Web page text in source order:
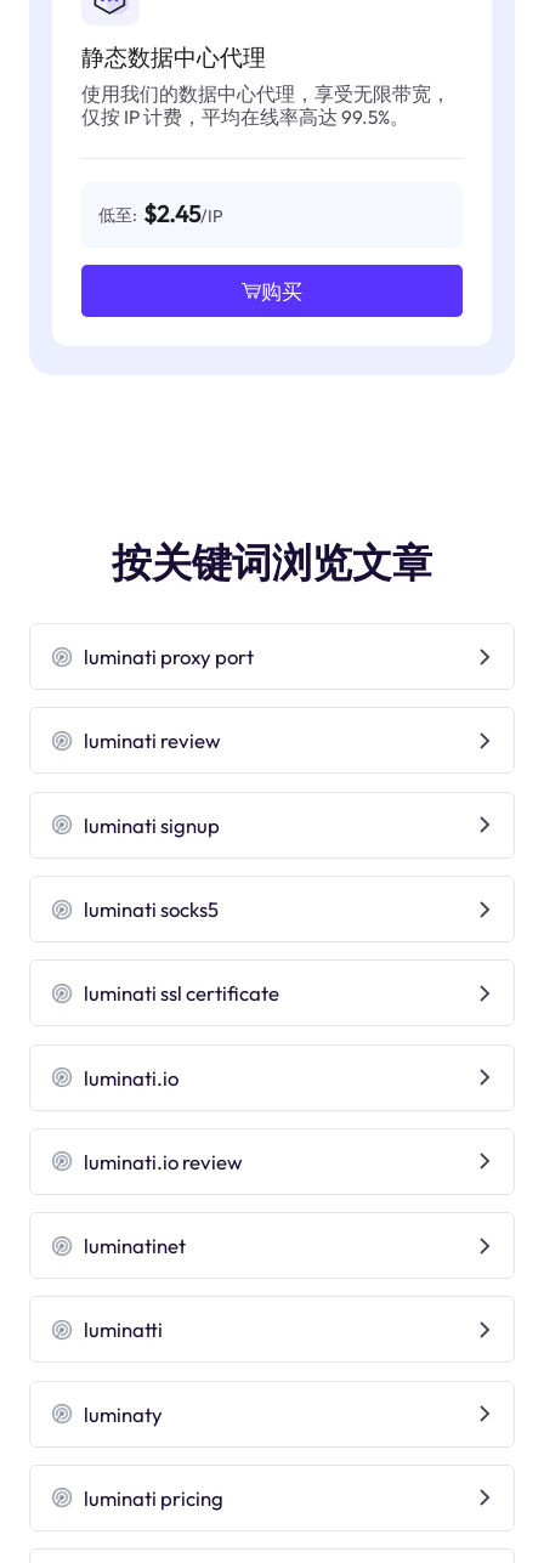
静态数据中心代理
使用我们的数据中心代理，享受无限带宽，
仅按 IP 计费，平均在线率高达 99.5%。
低至: $2.45/IP
购买
按关键词浏览文章
luminati proxy port
luminati review
luminati signup
luminati socks5
luminati ssl certificate
luminati.io
luminati.io review
luminatinet
luminatti
luminaty
luminati pricing